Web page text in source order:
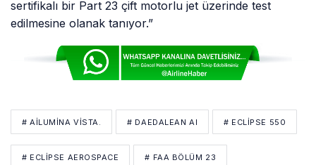
sertifikalı bir Part 23 çift motorlu jet üzerinde test
edilmesine olanak tanıyor.”
# AILUMINA VISTA. # DAEDALEAN AI # ECLIPSE 550
# ECLIPSE AEROSPACE # FAA BÖLÜM 23